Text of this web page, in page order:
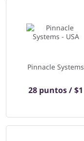
Pinnacle Systems
28 puntos / $1